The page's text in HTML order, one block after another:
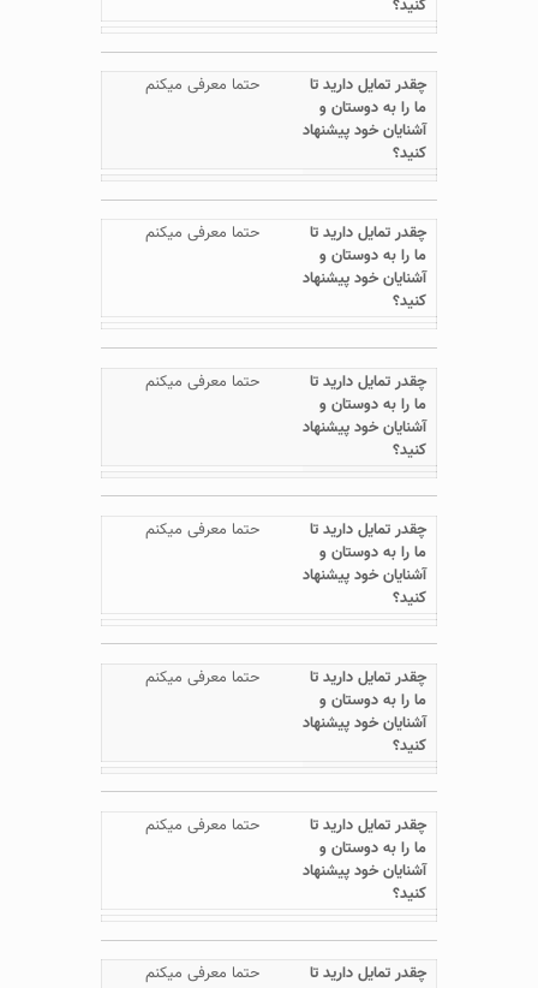
حتما معرفی میکنم
حتما معرفی میکنم
حتما معرفی میکنم
حتما معرفی میکنم
حتما معرفی میکنم
حتما معرفی میکنم
حتما معرفی میکنم